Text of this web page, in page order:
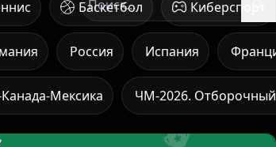
Баскетбол Киберспорт
Россия Испания
Мексика ЧМ-2026. Отборочный